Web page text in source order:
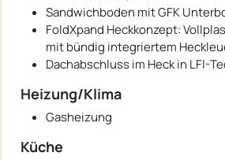
Sandwichboden mit GFK
FoldXpand Heckkonzept:
mit bündig integriertem
Dachabschluss im Heck in LFI-
Heizung/Klima
Gasheizung
Küche